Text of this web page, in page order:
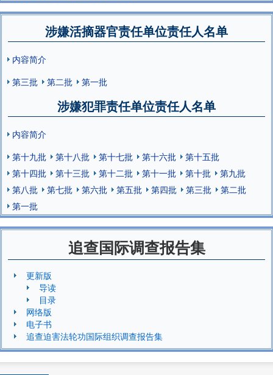
涉嫌活摘器官责任单位责任人名单
内容简介
第三批
第二批 第一批
涉嫌犯罪责任单位责任人名单
内容简介
第十九批
第十八批 第十七批 第十六批
第十五批
第十四批
第十三批 第十二批 第十一批 第十批
第九批
第八批
第七批 第六批 第五批 第四批 第三批
第二批
第一批
追查国际调查报告集
更新版
导读
目录
网络版
电子书
追查迫害法轮功国际组织调查报告集